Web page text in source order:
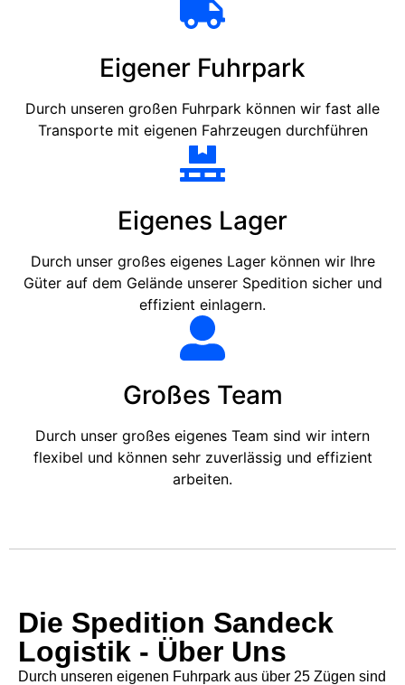
Eigener Fuhrpark
Durch unseren großen Fuhrpark können wir fast alle
Transporte mit eigenen Fahrzeugen durchführen
Eigenes Lager
Durch unser großes eigenes Lager können wir Ihre
Güter auf dem Gelände unserer Spedition sicher und
effizient einlagern.
Großes Team
Durch unser großes eigenes Team sind wir intern
flexibel und können sehr zuverlässig und effizient
arbeiten.
Die Spedition Sandeck
Logistik - Über Uns
Durch unseren eigenen Fuhrpark aus über 25 Zügen sind